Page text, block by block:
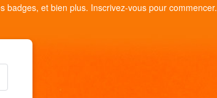
et bien plus. Inscrivez-vous pour commencer.